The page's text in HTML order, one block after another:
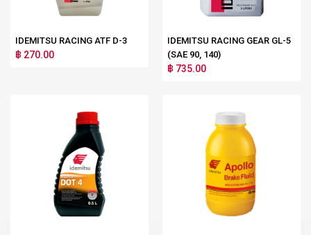
IDEMITSU RACING ATF D-3
฿ 270.00
IDEMITSU RACING GEAR GL-5
(SAE 90, 140)
฿ 735.00